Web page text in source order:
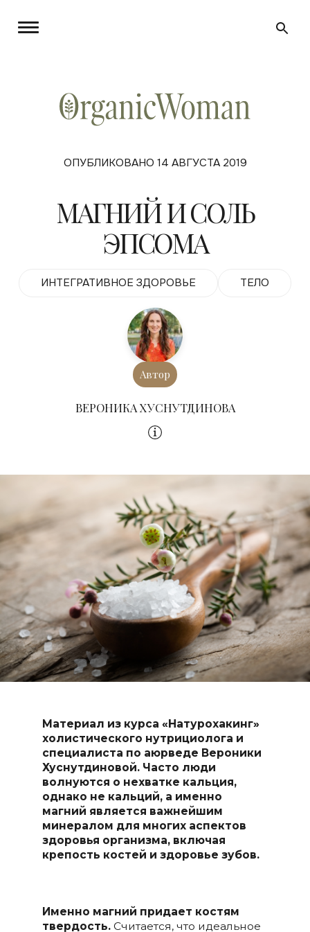
ОПУБЛИКОВАНО 14 АВГУСТА 2019
МАГНИЙ И СОЛЬ
ЭПСОМА
ИНТЕГРАТИВНОЕ ЗДОРОВЬЕ ТЕЛО
Автор
ВЕРОНИКА ХУСНУТДИНОВА
Материал из курса «Натурохакинг»
холистического нутрициолога и
специалиста по аюрведе Вероники
Хуснутдиновой. Часто люди
волнуются о нехватке кальция,
однако не кальций, а именно
магний является важнейшим
минералом для многих аспектов
здоровья организма, включая
крепость костей и здоровье зубов.
Именно магний придает костям
твердость.Считается, что идеальное